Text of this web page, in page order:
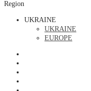
Region
UKRAINE
UKRAINE
EUROPE